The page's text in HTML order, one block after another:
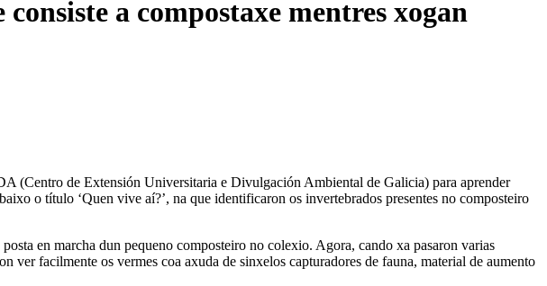
a compostaxe mentres xogan
(Centro de Extensión Universitaria e Divulgación Ambiental de Galicia) para aprender
o título ‘Quen vive aí?’, na que identificaron os invertebrados presentes no composteiro
en marcha dun pequeno composteiro no colexio. Agora, cando xa pasaron varias
ver facilmente os vermes coa axuda de sinxelos capturadores de fauna, material de aumento